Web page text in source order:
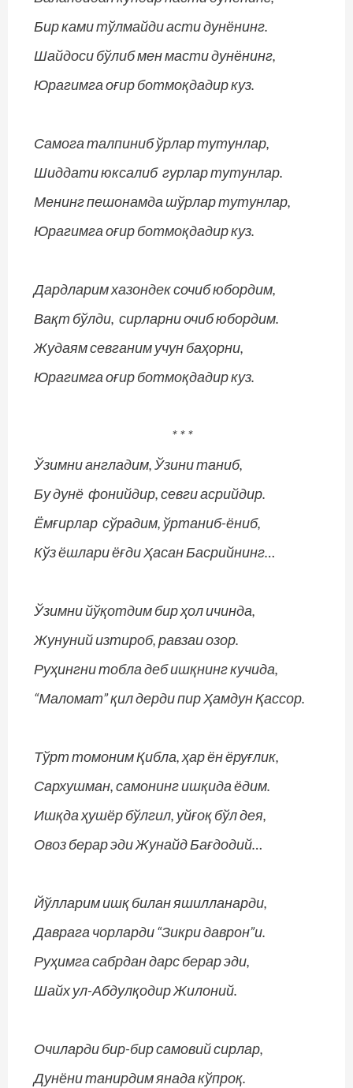
Бир ками тўлмайди асти дунёнинг.
Шайдоси бўлиб мен масти дунёнинг,
Юрагимга оғир ботмоқдадир куз.
Самога талпиниб ўрлар тутунлар,
Шиддати юксалиб гурлар тутунлар.
Менинг пешонамда шўрлар тутунлар,
Юрагимга оғир ботмоқдадир куз.
Дардларим хазондек сочиб юбордим,
Вақт бўлди, сирларни очиб юбордим.
Жудаям севганим учун баҳорни,
Юрагимга оғир ботмоқдадир куз.
* * *
Ўзимни англадим, Ўзини таниб,
Бу дунё фонийдир, севги асрийдир.
Ёмғирлар сўрадим, ўртаниб-ёниб,
Кўз ёшлари ёғди Ҳасан Басрийнинг…
Ўзимни йўқотдим бир ҳол ичинда,
Жунуний изтироб, равзаи озор.
Руҳингни тобла деб ишқнинг кучида,
“Маломат” қил дерди пир Ҳамдун Қассор.
Тўрт томоним Қибла, ҳар ён ёруғлик,
Сархушман, самонинг ишқида ёдим.
Ишқда ҳушёр бўлгил, уйғоқ бўл дея,
Овоз берар эди Жунайд Бағдодий…
Йўлларим ишқ билан яшилланарди,
Даврага чорларди “Зикри даврон”и.
Руҳимга сабрдан дарс берар эди,
Шайх ул-Абдулқодир Жилоний.
Очиларди бир-бир самовий сирлар,
Дунёни танирдим янада кўпроқ.